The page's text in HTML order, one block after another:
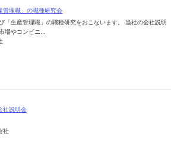
管理職」の職種研究会
「生産管理職」の職種研究をおこないます。 当社の会社説明
場やコンビニ...
説明会
社